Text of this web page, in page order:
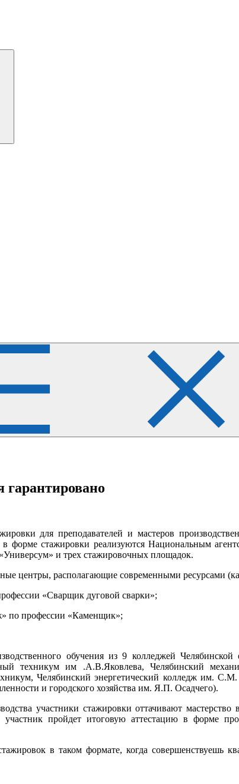
гарантировано
для преподавателей и мастеров
стажировки реализуются Национальным
и трех стажировочных площадок.
центры, располагающие современными ресурсами
«Сварщик дуговой сварки»;
по профессии «Каменщик»;
обучения из 9 колледжей
техникум им .А.В.Яковлева, Челябинский
Челябинский энергетический колледж им.
и городского хозяйства им. Я.П. Осадчего).
участники стажировки оттачивают
пройдет итоговую аттестацию в форме
в таком формате, когда совершенствуешь